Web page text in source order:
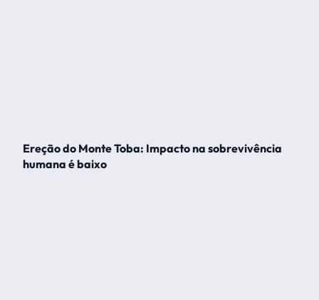
Ereção do Monte Toba: Impacto na sobrevivência
humana é baixo